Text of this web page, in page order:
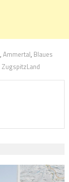
, Ammertal, Blaues
ZugspitzLand